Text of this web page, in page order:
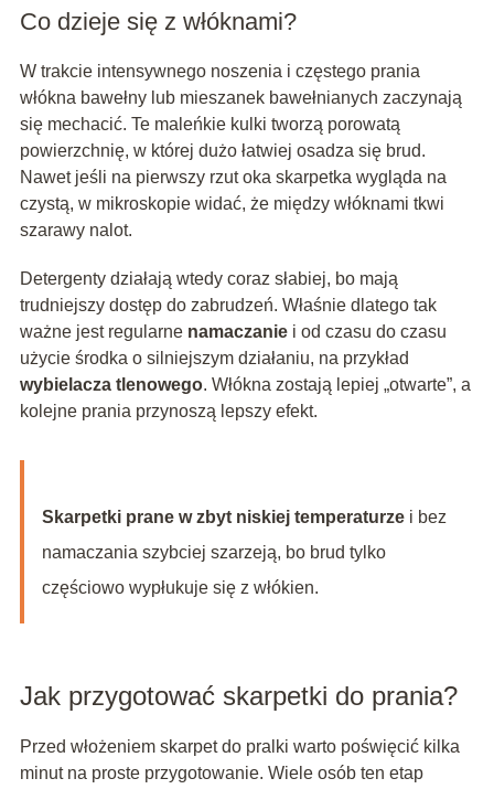
Co dzieje się z włóknami?
W trakcie intensywnego noszenia i częstego prania
włókna bawełny lub mieszanek bawełnianych zaczynają
się mechacić. Te maleńkie kulki tworzą porowatą
powierzchnię, w której dużo łatwiej osadza się brud.
Nawet jeśli na pierwszy rzut oka skarpetka wygląda na
czystą, w mikroskopie widać, że między włóknami tkwi
szarawy nalot.
Detergenty działają wtedy coraz słabiej, bo mają
trudniejszy dostęp do zabrudzeń. Właśnie dlatego tak
ważne jest regularne namaczaniei od czasu do czasu
użycie środka o silniejszym działaniu, na przykład
wybielacza tlenowego. Włókna zostają lepiej „otwarte”, a
kolejne prania przynoszą lepszy efekt.
Skarpetki prane w zbyt niskiej temperaturzei bez
namaczania szybciej szarzeją, bo brud tylko
częściowo wypłukuje się z włókien.
Jak przygotować skarpetki do prania?
Przed włożeniem skarpet do pralki warto poświęcić kilka
minut na proste przygotowanie. Wiele osób ten etap